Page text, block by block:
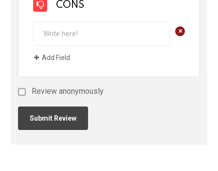
CONS
+
Add Field
Review anonymously